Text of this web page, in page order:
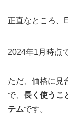
正直なところ、
2024年1月時点
ただ、価格に見
で、 長く使うこ
テムです。